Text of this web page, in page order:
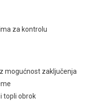
za kontrolu
mogućnost zaključenja
topli obrok